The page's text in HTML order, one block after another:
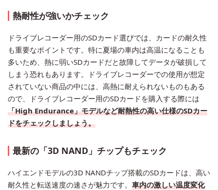
熱耐性が強いかチェック
ドライブレコーダー用のSDカード選びでは、カードの耐久性
も重要なポイントです。特に夏場の車内は高温になることも
多いため、熱に弱いSDカードだと故障してデータが破損して
しまう恐れもあります。ドライブレコーダーでの使用が想定
されていない商品の中には、高熱に耐えられないものもある
ので、ドライブレコーダー用のSDカードを購入する際には
「High Endurance」モデルなど耐熱性の高い仕様のSDカー
ドをチェックしましょう。
最新の「3D NAND」チップもチェック
ハイエンドモデルの3D NANDチップ搭載のSDカードは、高い
耐久性と転送速度の速さが魅力です。 車内の激しい温度変化